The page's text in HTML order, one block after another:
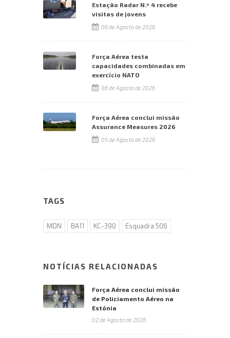
Estação Radar N.º 4 recebe
visitas de jovens
06 de Agosto de 2026
Força Aérea testa
capacidades combinadas em
exercício NATO
06 de Agosto de 2026
Força Aérea conclui missão
Assurance Measures 2026
05 de Agosto de 2026
TAGS
MDN BA11 KC-390 Esquadra 506
NOTÍCIAS RELACIONADAS
Força Aérea conclui missão
de Policiamento Aéreo na
Estónia
02 de Agosto de 2026